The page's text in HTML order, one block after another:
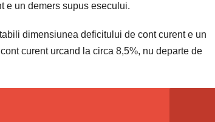
e un demers supus esecului.
dimensiunea deficitului de cont curent e un
curent urcand la circa 8,5%, nu departe de